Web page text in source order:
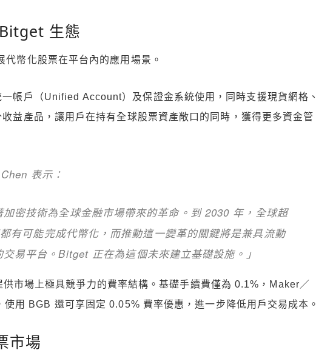
生態
幣化股票在平台內的應用場景。
帳戶（Unified Account）及保證金系統使用，同時支援現貨網格、
益產品，讓用戶在持有全球股票資產敞口的同時，獲得更多資金管
表示：
加密技術為全球金融市場帶來的革命。到 2030 年，全球超
有可能完成代幣化，而推動這一變革的關鍵將是兼具流動
易平台。Bitget 正在為這個未來建立基礎設施。」
市場上極具競爭力的費率結構。基礎手續費僅為 0.1%，Maker／
用 BGB 還可享固定 0.05% 費率優惠，進一步降低用戶交易成本。
市場